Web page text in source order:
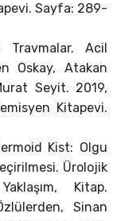
Sayfa: 289-
Acil
Oskay, Atakan
Seyit. 2019,
Kitapevi.
Kist: Olgu
Ürolojik
Kitap.
Sinan